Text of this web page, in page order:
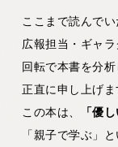
ここまで読んで
広報担当・ギャ
回転で本書を分析
正直に申し上げま
この本は、
「優
「親子で学ぶ」